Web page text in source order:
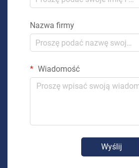
Nazwa firmy
Wiadomość
Wyślij